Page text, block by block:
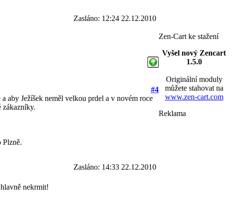
Zasláno: 12:24 22.12.2010
#4
aby Ježíšek neměl velkou prdel a v novém roce
zákazníky.
Plzně.
Zasláno: 14:33 22.12.2010
nekrmit!
Zen-Cart ke stažení
Vyšel nový Zencart
1.5.0
Originální moduly
můžete stahovat na
www.zen-cart.com
Reklama